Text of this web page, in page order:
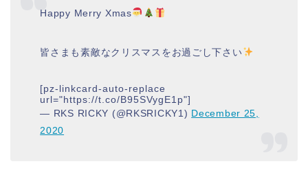
Happy Merry Xmas
皆さまも素敵なクリスマスをお過ごし下さい
[pz-linkcard-auto-replace
url="https://t.co/B95SVygE1p"]
— RKS RICKY (@RKSRICKY1) December 25,
2020